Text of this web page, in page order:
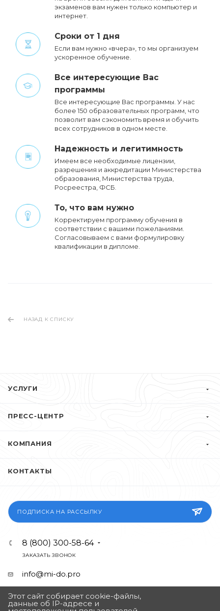
экзаменов вам нужен только компьютер и
интернет.
Сроки от 1 дня
Если вам нужно «вчера», то мы организуем
ускоренное обучение.
Все интересующие Вас
программы
Все интересующие Вас программы. У нас
более 150 образовательных программ, что
позволит вам сэкономить время и обучить
всех сотрудников в одном месте.
Надежность и легитимность
Имеем все необходимые лицензии,
разрешения и аккредитации Министерства
образования, Министерства труда,
Росреестра, ФСБ.
То, что вам нужно
Корректируем программу обучения в
соответствии с вашими пожеланиями.
Cогласовываем с вами формулировку
квалификации в дипломе.
НАЗАД К СПИСКУ
УСЛУГИ
ПРЕСС-ЦЕНТР
КОМПАНИЯ
КОНТАКТЫ
ПОДПИСКА НА РАССЫЛКУ
8 (800) 300-58-64
ЗАКАЗАТЬ ЗВОНОК
info@mi-do.pro
г. Саратов, ул Им Пугачева Е.И., д. 161
Этот сайт собирает cookie-файлы,
данные об IP-адресе и